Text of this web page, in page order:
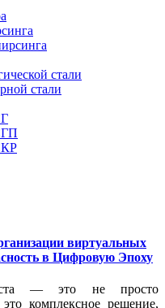
стали
стали
виртуальных
в Цифровую Эпоху
— это не просто
комплексное решение,